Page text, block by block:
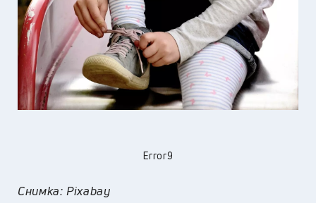
Error9
Снимка: Pixabay